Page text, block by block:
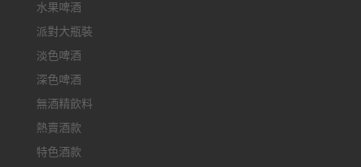
水果啤酒
派對大瓶裝
淡色啤酒
深色啤酒
無酒精飲料
熱賣酒款
特色酒款